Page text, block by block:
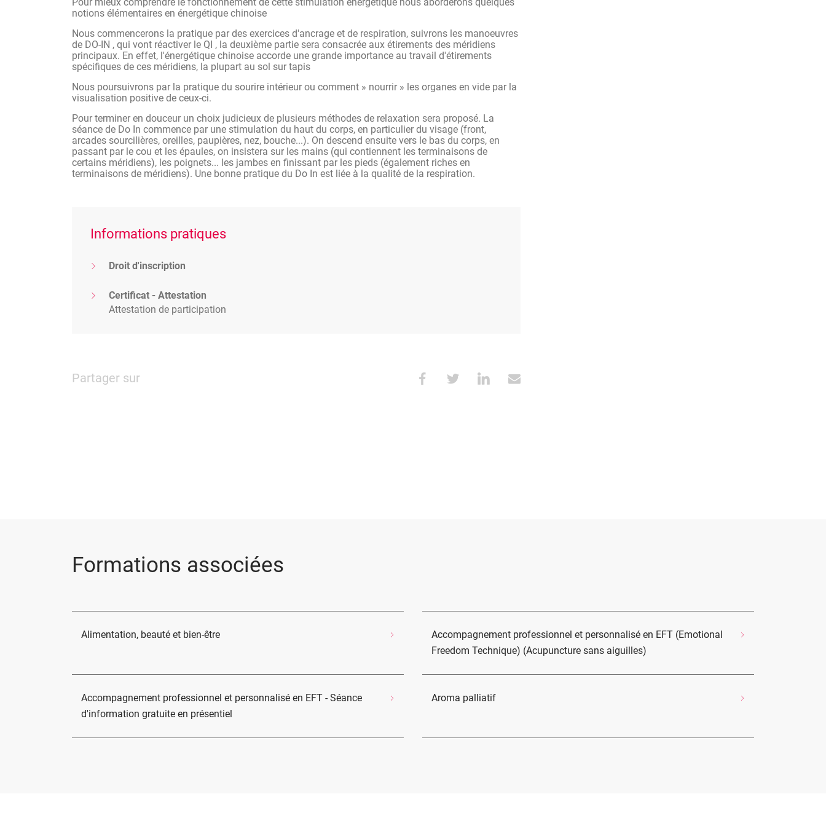
L'objectif du DO-IN est de prévenir et traiter les dysfonctionnements de l'organisme liés à une mauvaise
circulation de l'énergie ou » énergie vitale «, plus communément connue sous le nom de Ki en japonais
ou Chi en chinois.
Cette technique de massage est basée sur la stimulation des tsubos (points d'acupuncture). La pratique
du Do In en début de journée, permet de dynamiser le corps en stimulant la circulation de l'énergie. La
pratique au coucher pourra faciliter le sommeil en supprimant les tensions accumulées dans le corps
au cours de la journée (pollution, nourriture inadaptée, mauvaise respiration, mauvaises postures,
stress...).
Cette formation vous permettra d'acquérir les compétences afin de pratiquer le do-in sur vos
patients/clients
notions élémentaires en énergétique chinoise
Nous commencerons la pratique par des exercices d'ancrage et de respiration, suivrons les manoeuvres
de DO-IN , qui vont réactiver le QI , la deuxième partie sera consacrée aux étirements des méridiens
principaux. En effet, l'énergétique chinoise accorde une grande importance au travail d'étirements
spécifiques de ces méridiens, la plupart au sol sur tapis
Nous poursuivrons par la pratique du sourire intérieur ou comment » nourrir » les organes en vide par la
visualisation positive de ceux-ci.
Pour terminer en douceur un choix judicieux de plusieurs méthodes de relaxation sera proposé. La
séance de Do In commence par une stimulation du haut du corps, en particulier du visage (front,
arcades sourcilières, oreilles, paupières, nez, bouche...). On descend ensuite vers le bas du corps, en
passant par le cou et les épaules, on insistera sur les mains (qui contiennent les terminaisons de
certains méridiens), les poignets... les jambes en finissant par les pieds (également riches en
terminaisons de méridiens). Une bonne pratique du Do In est liée à la qualité de la respiration.
Informations pratiques
Droit d'inscription
Certificat - Attestation
Attestation de participation
Partager sur
Formations associées
Alimentation, beauté et bien-être
Accompagnement professionnel et personnalisé en EFT (Emotional
Freedom Technique) (Acupuncture sans aiguilles)
Accompagnement professionnel et personnalisé en EFT - Séance
d'information gratuite en présentiel
Aroma palliatif